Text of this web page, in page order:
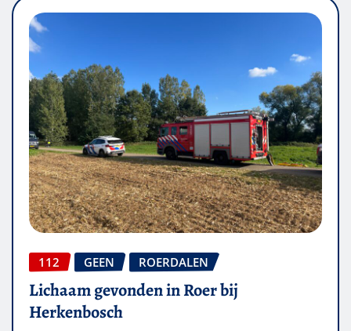
112 GEEN ROERDALEN
Lichaam gevonden in Roer bij
Herkenbosch